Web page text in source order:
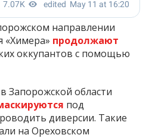
направлении
«Химера» продолжают
оккупантов с помощью
Запорожской области
под
диверсии. Такие
на Ореховском